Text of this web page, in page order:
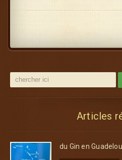
Articles
du Gin en